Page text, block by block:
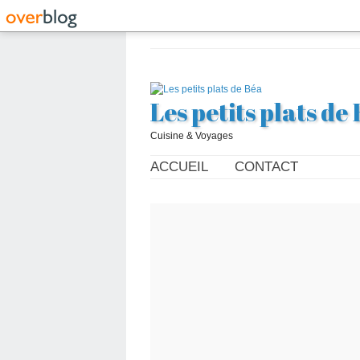
Les petits plats de
Cuisine & Voyages
ACCUEIL CONTACT